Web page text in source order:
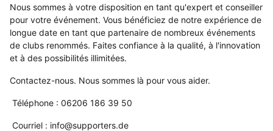
Nous sommes à votre disposition en tant qu'expert et conseiller
pour votre événement. Vous bénéficiez de notre expérience de
longue date en tant que partenaire de nombreux événements
de clubs renommés. Faites confiance à la qualité, à l'innovation
et à des possibilités illimitées.
Contactez-nous. Nous sommes là pour vous aider.
Téléphone : 06206 186 39 50
Courriel : info@supporters.de